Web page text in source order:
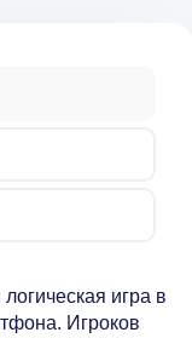
игра в
Игроков